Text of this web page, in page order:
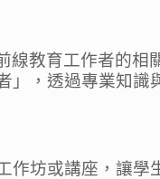
教育工作者的相
，透過專業知識
坊或講座，讓學